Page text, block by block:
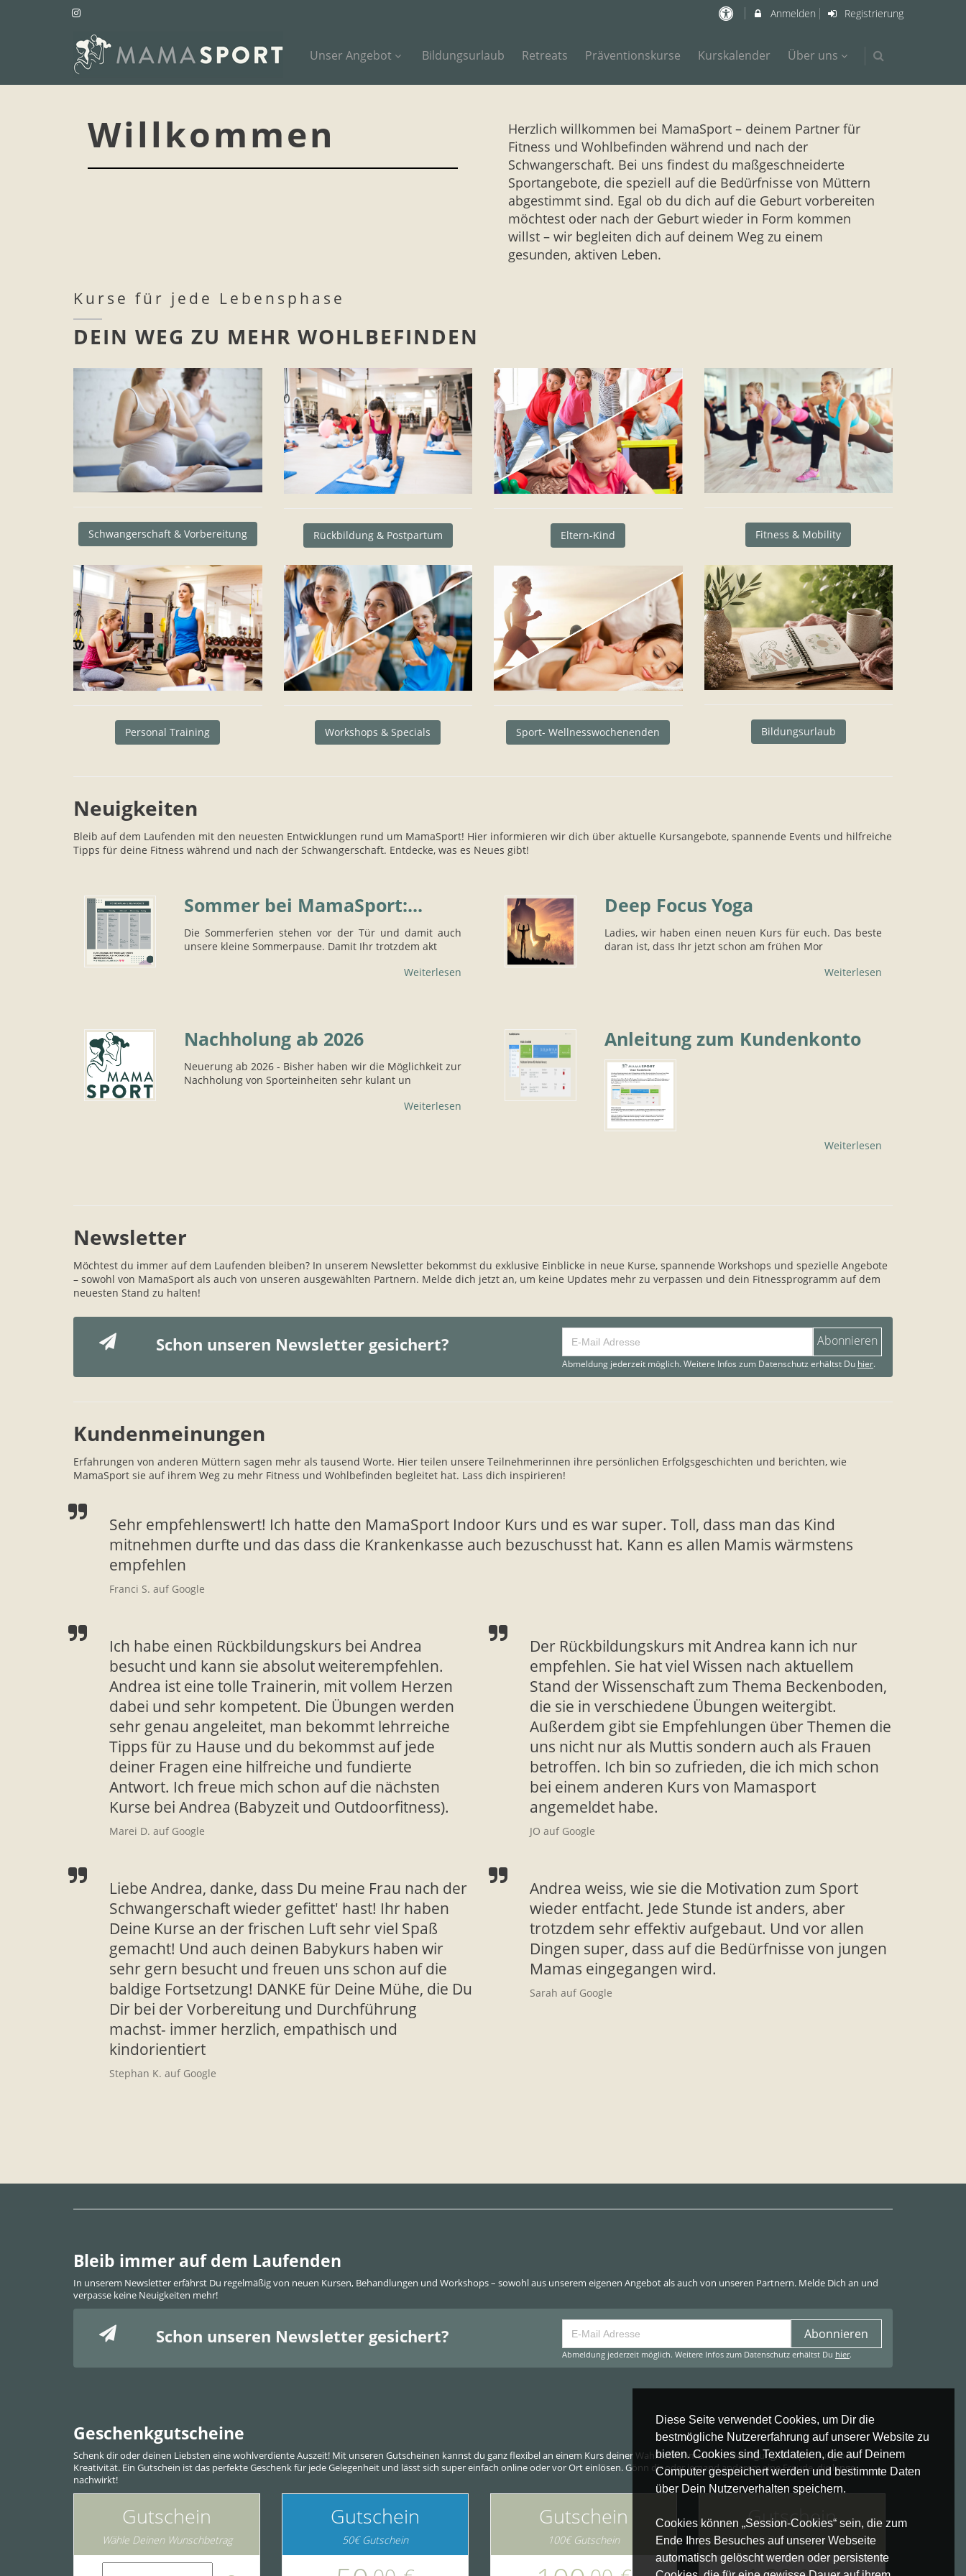
Diese Seite verwendet Cookies, um Dir die
bestmögliche Nutzererfahrung auf unserer Website zu
bieten. Cookies sind Textdateien, die auf Deinem
Computer gespeichert werden und bestimmte Daten
über Dein Nutzerverhalten speichern.
Cookies können „Session-Cookies“ sein, die zum
Ende Ihres Besuches auf unserer Webseite
automatisch gelöscht werden oder persistente
Anmelden Registrierung
Unser Angebot Bildungsurlaub Retreats Präventionskurse Kurskalender Über uns
Willkommen
Herzlich willkommen bei MamaSport – deinem Partner für
Fitness und Wohlbefinden während und nach der
Schwangerschaft. Bei uns findest du maßgeschneiderte
Sportangebote, die speziell auf die Bedürfnisse von Müttern
abgestimmt sind. Egal ob du dich auf die Geburt vorbereiten
möchtest oder nach der Geburt wieder in Form kommen
willst – wir begleiten dich auf deinem Weg zu einem
gesunden, aktiven Leben.
Kurse für jede Lebensphase
DEIN WEG ZU MEHR WOHLBEFINDEN
Schwangerschaft & Vorbereitung Rückbildung & Postpartum Eltern-Kind Fitness & Mobility
Personal Training Workshops & Specials Sport- Wellnesswochenenden Bildungsurlaub
Neuigkeiten
Bleib auf dem Laufenden mit den neuesten Entwicklungen rund um MamaSport! Hier informieren wir dich über aktuelle Kursangebote, spannende Events und hilfreiche
Tipps für deine Fitness während und nach der Schwangerschaft. Entdecke, was es Neues gibt!
Sommer bei MamaSport:...
Die Sommerferien stehen vor der Tür und damit auch
unsere kleine Sommerpause. Damit Ihr trotzdem akt
Weiterlesen
Deep Focus Yoga
Ladies, wir haben einen neuen Kurs für euch. Das beste
daran ist, dass Ihr jetzt schon am frühen Mor
Weiterlesen
Nachholung ab 2026
Neuerung ab 2026 - Bisher haben wir die Möglichkeit zur
Nachholung von Sporteinheiten sehr kulant un
Weiterlesen
Anleitung zum Kundenkonto
Weiterlesen
Newsletter
Möchtest du immer auf dem Laufenden bleiben? In unserem Newsletter bekommst du exklusive Einblicke in neue Kurse, spannende Workshops und spezielle Angebote
– sowohl von MamaSport als auch von unseren ausgewählten Partnern. Melde dich jetzt an, um keine Updates mehr zu verpassen und dein Fitnessprogramm auf dem
neuesten Stand zu halten!
Schon unseren Newsletter gesichert? Abonnieren
Abmeldung jederzeit möglich. Weitere Infos zum Datenschutz erhältst Du hier.
Kundenmeinungen
Erfahrungen von anderen Müttern sagen mehr als tausend Worte. Hier teilen unsere Teilnehmerinnen ihre persönlichen Erfolgsgeschichten und berichten, wie
MamaSport sie auf ihrem Weg zu mehr Fitness und Wohlbefinden begleitet hat. Lass dich inspirieren!
Sehr empfehlenswert! Ich hatte den MamaSport Indoor Kurs und es war super. Toll, dass man das Kind
mitnehmen durfte und das dass die Krankenkasse auch bezuschusst hat. Kann es allen Mamis wärmstens
empfehlen
Franci S. auf Google
Ich habe einen Rückbildungskurs bei Andrea
besucht und kann sie absolut weiterempfehlen.
Andrea ist eine tolle Trainerin, mit vollem Herzen
dabei und sehr kompetent. Die Übungen werden
sehr genau angeleitet, man bekommt lehrreiche
Tipps für zu Hause und du bekommst auf jede
deiner Fragen eine hilfreiche und fundierte
Antwort. Ich freue mich schon auf die nächsten
Kurse bei Andrea (Babyzeit und Outdoorfitness).
Marei D. auf Google
Der Rückbildungskurs mit Andrea kann ich nur
empfehlen. Sie hat viel Wissen nach aktuellem
Stand der Wissenschaft zum Thema Beckenboden,
die sie in verschiedene Übungen weitergibt.
Außerdem gibt sie Empfehlungen über Themen die
uns nicht nur als Muttis sondern auch als Frauen
betroffen. Ich bin so zufrieden, die ich mich schon
bei einem anderen Kurs von Mamasport
angemeldet habe.
JO auf Google
Liebe Andrea, danke, dass Du meine Frau nach der
Schwangerschaft wieder gefittet' hast! Ihr haben
Deine Kurse an der frischen Luft sehr viel Spaß
gemacht! Und auch deinen Babykurs haben wir
sehr gern besucht und freuen uns schon auf die
baldige Fortsetzung! DANKE für Deine Mühe, die Du
Dir bei der Vorbereitung und Durchführung
machst- immer herzlich, empathisch und
kindorientiert
Stephan K. auf Google
Andrea weiss, wie sie die Motivation zum Sport
wieder entfacht. Jede Stunde ist anders, aber
trotzdem sehr effektiv aufgebaut. Und vor allen
Dingen super, dass auf die Bedürfnisse von jungen
Mamas eingegangen wird.
Sarah auf Google
Bleib immer auf dem Laufenden
In unserem Newsletter erfährst Du regelmäßig von neuen Kursen, Behandlungen und Workshops – sowohl aus unserem eigenen Angebot als auch von unseren Partnern. Melde Dich an und
verpasse keine Neuigkeiten mehr!
Schon unseren Newsletter gesichert? Abonnieren
Abmeldung jederzeit möglich. Weitere Infos zum Datenschutz erhältst Du hier.
Geschenkgutscheine
Schenk dir oder deinen Liebsten eine wohlverdiente Auszeit! Mit unseren Gutscheinen kannst du ganz flexibel an einem Kurs deiner Wahl teilnehmen – ob Bewegung, Entspannung oder
Kreativität. Ein Gutschein ist das perfekte Geschenk für jede Gelegenheit und lässt sich super einfach online oder vor Ort einlösen. Gönn dir oder jemand anderem eine Freude, die lange
nachwirkt!
Gutschein
Wähle Deinen Wunschbetrag
Gutschein
50€ Gutschein
Gutschein
100€ Gutschein
Gutschein
160€ Gutschein